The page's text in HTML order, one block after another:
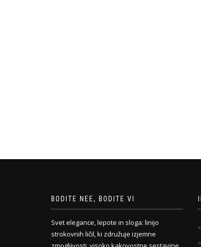
BODITE NEE, BODITE VI
Svet elegance, lepote in sloga: linijo
strokovnih ličil, ki združuje izjemne